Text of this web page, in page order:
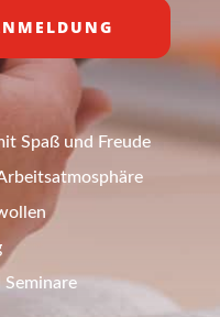
Spaß und Freude
Seminare